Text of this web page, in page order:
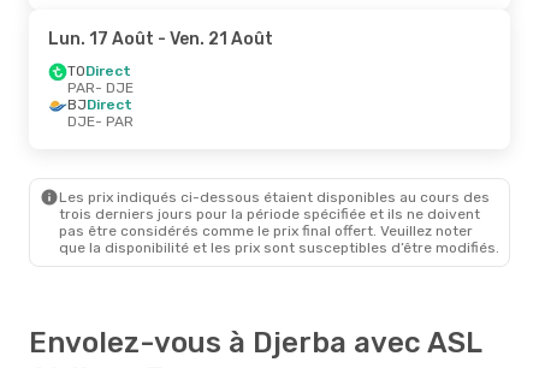
Lun. 17 Août - Ven. 21 Août
TODirect
PAR- DJE
BJDirect
DJE- PAR
Les prix indiqués ci-dessous étaient disponibles au cours des
trois derniers jours pour la période spécifiée et ils ne doivent
pas être considérés comme le prix final offert. Veuillez noter
que la disponibilité et les prix sont susceptibles d’être modifiés.
Envolez-vous à Djerba avec ASL